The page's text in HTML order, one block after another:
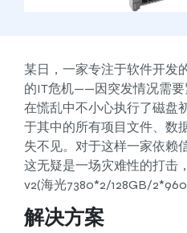
某日，一家专注于软件开发
的IT危机——因突发情况需要
在慌乱中不小心执行了磁盘
于其中的所有项目文件、数
失不见。对于这样一家依赖
这无疑是一场灾难性的打击
v2(海光7380*2/128GB/
解决方案